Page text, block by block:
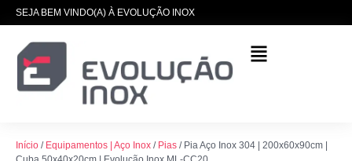
SEJA BEM VINDO(A) À EVOLUÇÃO INOX
Início / Equipamentos | Aço Inox / Pias / Pia Aço Inox 304 | 200x60x90cm |